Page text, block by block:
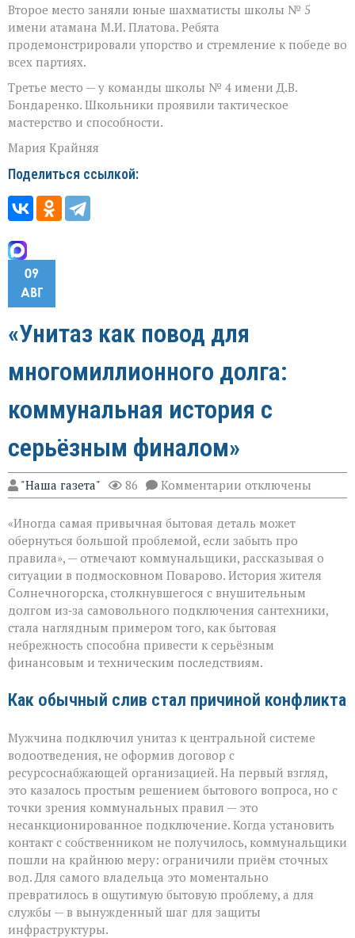
Второе место заняли юные шахматисты школы № 5
имени атамана М.И. Платова. Ребята
продемонстрировали упорство и стремление к победе во
всех партиях.
Третье место — у команды школы № 4 имени Д.В.
Бондаренко. Школьники проявили тактическое
мастерство и способности.
Мария Крайняя
Поделиться ссылкой:
09
АВГ
«Унитаз как повод для
многомиллионного долга:
коммунальная история с
серьёзным финалом»
"Наша газета" 86 Комментарии к
записи
как
повод
долга:
коммунальная
история
с
серьёзным
финалом»
отключены
«Иногда самая привычная бытовая деталь может
обернуться большой проблемой, если забыть про
правила», — отмечают коммунальщики, рассказывая о
ситуации в подмосковном Поварово. История жителя
Солнечногорска, столкнувшегося с внушительным
долгом из‑за самовольного подключения сантехники,
стала наглядным примером того, как бытовая
небрежность способна привести к серьёзным
финансовым и техническим последствиям.
Как обычный слив стал причиной конфликта
Мужчина подключил унитаз к центральной системе
водоотведения, не оформив договор с
ресурсоснабжающей организацией. На первый взгляд,
это казалось простым решением бытового вопроса, но с
точки зрения коммунальных правил — это
несанкционированное подключение. Когда установить
контакт с собственником не получилось, коммунальщики
пошли на крайнюю меру: ограничили приём сточных
вод. Для самого владельца это моментально
превратилось в ощутимую бытовую проблему, а для
службы — в вынужденный шаг для защиты
инфраструктуры.